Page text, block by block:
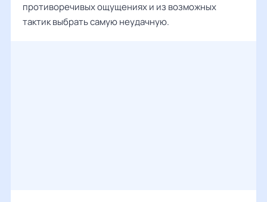
противоречивых ощущениях и из возможных
тактик выбрать самую неудачную.